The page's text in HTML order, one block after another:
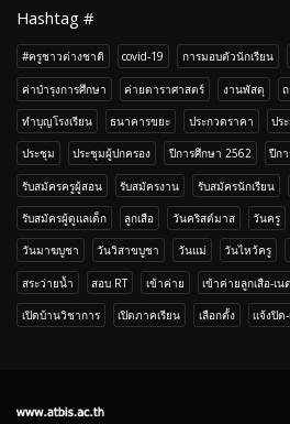
Hashtag #
#ครูชาวต่างชาติ covid-19 การมอบตัวนักเรียน
ค่าบำรุงการศึกษา ค่ายดาราศาสตร์ งานพัสดุ
ทำบุญโรงเรียน ธนาคารขยะ ประกวดราคา ปร
ประชุม ประชุมผู้ปกครอง ปีการศึกษา 2562 ปีก
รับสมัครครูผู้สอน รับสมัครงาน รับสมัครนักเรียน
รับสมัครผู้ดูแลเด็ก ลูกเสือ วันคริสต์มาส วันครู
วันมาฆบูชา วันวิสาขบูชา วันแม่ วันไหว้ครู
สระว่ายน้ำ สอบ RT เข้าค่าย เข้าค่ายลูกเสือ-เน
เปิดบ้านวิชาการ เปิดภาคเรียน เลือกตั้ง เเจ้งปิ